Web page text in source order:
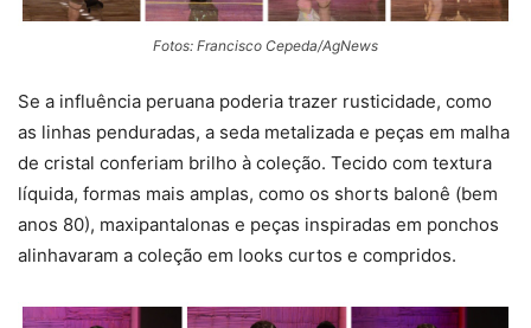
Fotos: Francisco Cepeda/AgNews
Se a influência peruana poderia trazer rusticidade, como
as linhas penduradas, a seda metalizada e peças em malha
de cristal conferiam brilho à coleção. Tecido com textura
líquida, formas mais amplas, como os shorts balonê (bem
anos 80), maxipantalonas e peças inspiradas em ponchos
alinhavaram a coleção em looks curtos e compridos.